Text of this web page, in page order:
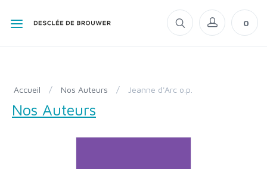
0
Accueil / Nos Auteurs / Jeanne d'Arc o.p.
Nos Auteurs